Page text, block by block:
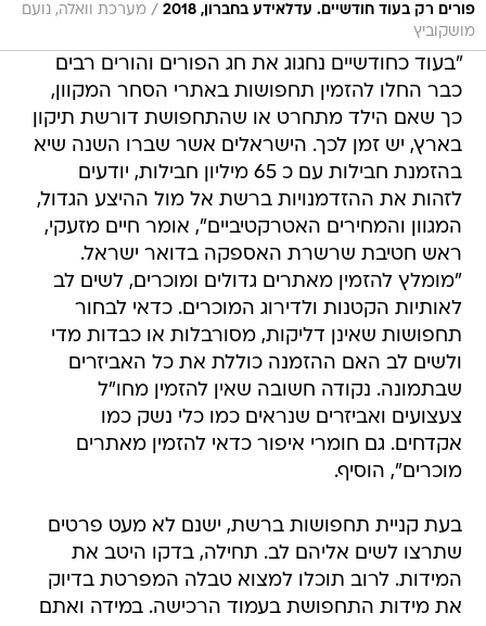
פורים רק בעוד חודשיים. עדלאידע בחברון, 2018 / מערכת וואלה, נועם
מושקוביץ
"בעוד כחודשיים נחגוג את חג הפורים והורים רבים
כבר החלו להזמין תחפושות באתרי הסחר המקוון,
כך שאם הילד מתחרט או שהתחפושת דורשת תיקון
בארץ, יש זמן לכך. הישראלים אשר שברו השנה שיא
בהזמנת חבילות עם כ 65 מיליון חבילות, יודעים
לזהות את ההזדמנויות ברשת אל מול ההיצע הגדול,
המגוון והמחירים האטרקטיביים", אומר חיים מזעקי,
ראש חטיבת שרשרת האספקה בדואר ישראל.
"מומלץ להזמין מאתרים גדולים ומוכרים, לשים לב
לאותיות הקטנות ולדירוג המוכרים. כדאי לבחור
תחפושות שאינן דליקות, מסורבלות או כבדות מדי
ולשים לב האם ההזמנה כוללת את כל האביזרים
שבתמונה. נקודה חשובה שאין להזמין מחו"ל
צעצועים ואביזרים שנראים כמו כלי נשק כמו
אקדחים. גם חומרי איפור כדאי להזמין מאתרים
מוכרים", הוסיף.
בעת קניית תחפושות ברשת, ישנם לא מעט פרטים
שתרצו לשים אליהם לב. תחילה, בדקו היטב את
המידות. לרוב תוכלו למצוא טבלה המפרטת בדיוק
את מידות התחפושת בעמוד הרכישה. במידה ואתם